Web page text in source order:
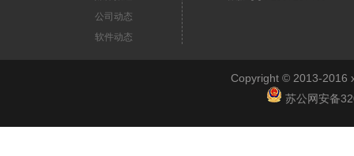
公司动态
软件动态
Copyright © 2013-2016
苏公网安备